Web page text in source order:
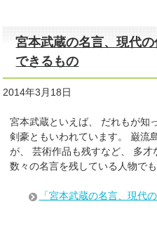
宮本武蔵の名言、現代
できるもの
2014年3月18日
宮本武蔵といえば、 だれもが知
剣豪ともいわれています。 巌流
が、 芸術作品も残すなど、 多才
数々の名言を残している人物で
「宮本武蔵の名言、現代